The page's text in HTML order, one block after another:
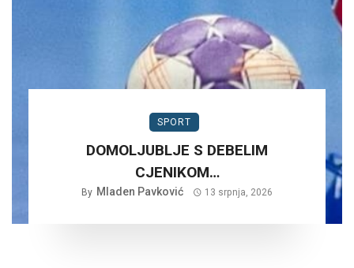
SPORT
DOMOLJUBLJE S DEBELIM
CJENIKOM…
By Mladen Pavković 13 srpnja, 2026